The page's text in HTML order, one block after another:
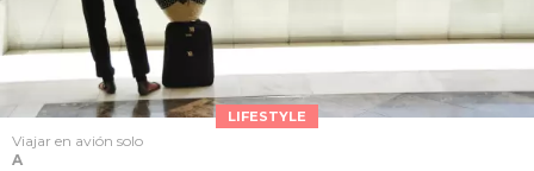
LIFESTYLE
Viajar en avión solo
A